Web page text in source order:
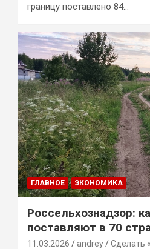
границу поставлено 84…
ГЛАВНОЕ ЭКОНОМИКА
Россельхознадзор:
поставляют в 70
11.03.2026 andrey
Сделать